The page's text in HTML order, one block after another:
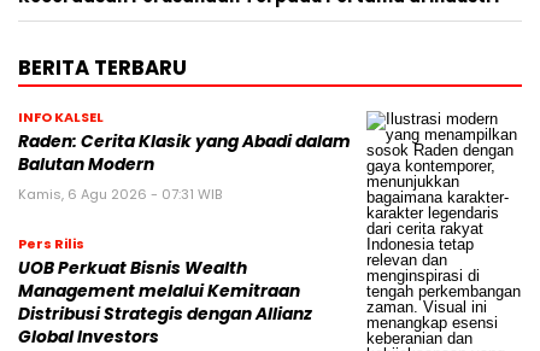
BERITA TERBARU
INFO KALSEL
Raden: Cerita Klasik yang Abadi dalam
Balutan Modern
Kamis, 6 Agu 2026 - 07:31 WIB
Pers Rilis
UOB Perkuat Bisnis Wealth
Management melalui Kemitraan
Distribusi Strategis dengan Allianz
Global Investors